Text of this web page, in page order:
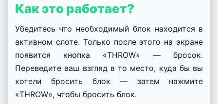
Как это работает?
Убедитесь что необходимый блок находится в
активном слоте. Только после этого на экране
появится кнопка «THROW» — бросок.
Переведите ваш взгляд в то место, куда бы вы
хотели бросить блок — затем нажмите
«THROW», чтобы бросить блок.